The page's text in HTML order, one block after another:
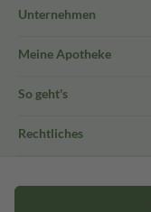
Unternehmen
Meine Apotheke
So geht's
Rechtliches